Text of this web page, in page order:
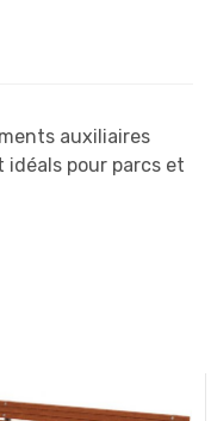
auxiliaires
idéals pour parcs et